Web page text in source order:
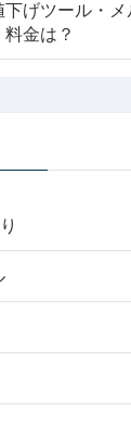
下げツール・
金は？